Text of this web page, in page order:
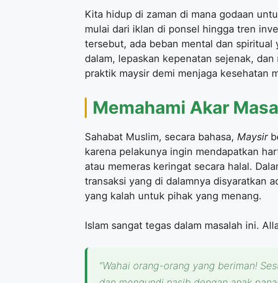
​Kita hidup di zaman di mana godaan
mulai dari iklan di ponsel hingga tren
tersebut, ada beban mental dan
dalam, lepaskan kepenatan sejenak,
praktik maysir demi menjaga kesehatan
​Memahami Akar
​Sahabat Muslim, secara bahasa, Maysir
karena pelakunya ingin mendapatkan
atau memeras keringat secara halal.
transaksi yang di dalamnya disyaratkan
yang kalah untuk pihak yang menang.
​Islam sangat tegas dalam masalah ini.
“Wahai orang-orang yang beriman!